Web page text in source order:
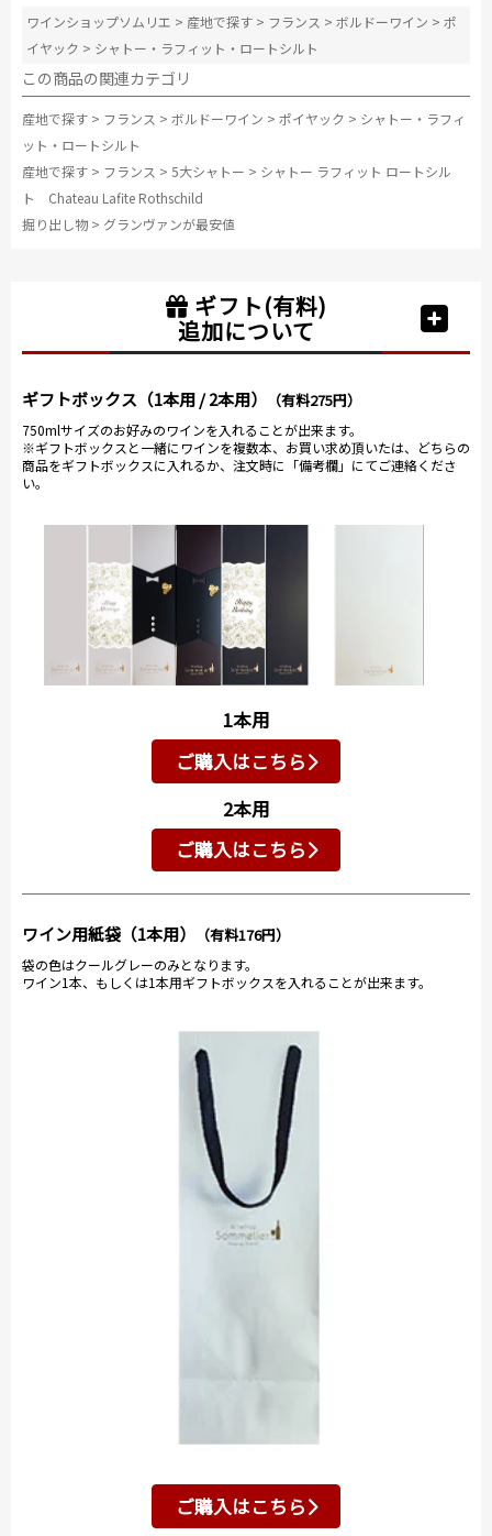
ワインショップソムリエ > 産地で探す > フランス >ボルドーワイン >ポ
イヤック > シャトー・ラフィット・ロートシルト
この商品の関連カテゴリ
産地で探す > フランス > ボルドーワイン > ポイヤック > シャトー・ラフィ
ット・ロートシルト
産地で探す > フランス > 5大シャトー > シャトー ラフィット ロートシル
ト Chateau Lafite Rothschild
掘り出し物 > グランヴァンが最安値
ギフト(有料)
追加について
ギフトボックス（1本用 / 2本用） （有料275円）
750mlサイズのお好みのワインを入れることが出来ます。
※ギフトボックスと一緒にワインを複数本、お買い求め頂いたは、どちらの
商品をギフトボックスに入れるか、注文時に「備考欄」にてご連絡くださ
い。
1本用
ご購入はこちら
2本用
ご購入はこちら
ワイン用紙袋（1本用） （有料176円）
袋の色はクールグレーのみとなります。
ワイン1本、もしくは1本用ギフトボックスを入れることが出来ます。
ご購入はこちら